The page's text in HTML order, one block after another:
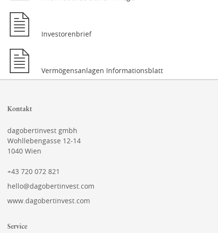
Investorenbrief
Vermögensanlagen Informationsblatt
Kontakt
dagobertinvest gmbh
Wohllebengasse 12-14
1040 Wien
+43 720 072 821
hello@dagobertinvest.com
www.dagobertinvest.com
Service